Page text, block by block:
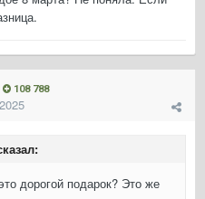
108 788
дорогой подарок? Это же